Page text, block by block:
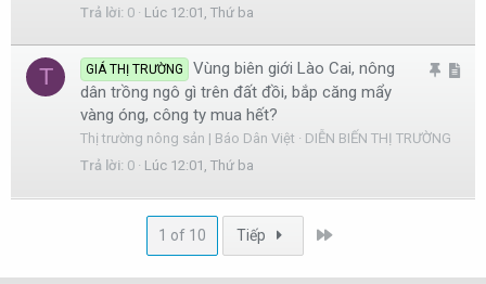
ạ
i
l
e
Trả lời 0 Lúc 12:01, Thứ ba
T
G
ạ
A
l
GIÁ THỊ TRƯỜNG
Vùng biên giới Lào Cai, nông
dân trồng ngô gì trên đất đồi, bắp căng mẩy
vàng óng, công ty mua hết?
Thị trường nông sản | Báo Dân Việt
DIỄN BIẾN THỊ TRƯỜNG
Trả lời 0 Lúc 12:01, Thứ ba
1 of 10 Tiếp Last